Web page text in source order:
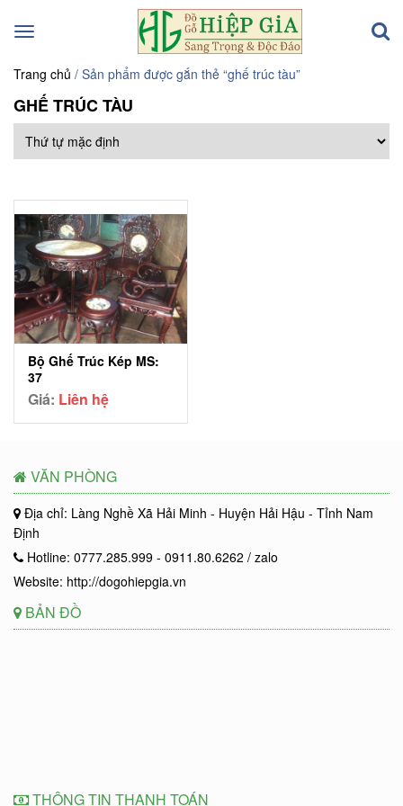
Toggle
Trang chủ / Sản phẩm được gắn thẻ “ghế trúc tàu”
GHẾ TRÚC TÀU
Bộ Ghế Trúc Kép MS:
37
Giá: Liên hệ
VĂN PHÒNG
Địa chỉ: Làng Nghề Xã Hải Minh - Huyện Hải Hậu - Tỉnh Nam
Định
Hotline: 0777.285.999 - 0911.80.6262 / zalo
Website: http://dogohiepgia.vn
BẢN ĐỒ
THÔNG TIN THANH TOÁN